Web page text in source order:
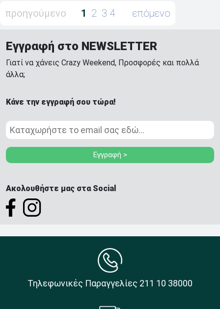
προηγούμενο
1 2 3 4 επόμενο
Εγγραφή στο NEWSLETTER
Γιατί να χάνεις Crazy Weekend, Προσφορές και πολλά
άλλα;
Κάνε την εγγραφή σου τώρα!
Εγγραφή >
Ακολουθήστε μας στα Social
Τηλεφωνικές Παραγγελίες 211 10 38000